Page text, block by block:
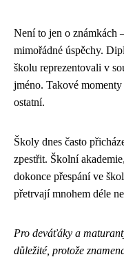
Není to jen o známkách
mimořádné úspěchy.
školu reprezentovali v
jméno. Takové
ostatní.
Školy dnes často
zpestřit. Školní
dokonce přespání ve
přetrvají mnohem déle
Pro deváťáky a
důležité, protože